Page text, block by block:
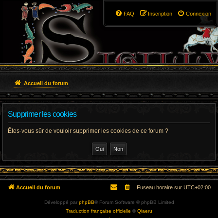
Connexion
Inscription
FAQ
Accueil du forum
Supprimer les cookies
Êtes-vous sûr de vouloir supprimer les cookies de ce forum ?
Accueil du forum Fuseau horaire sur UTC+02:00
Développé par phpBB® Forum Software © phpBB Limited
Traduction française officielle © Qiaeru